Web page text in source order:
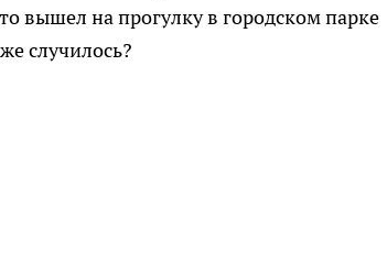
вышел на прогулку в городском парке
случилось?